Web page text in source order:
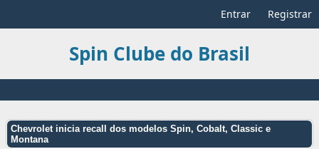
Entrar Registrar
Spin Clube do Brasil
Chevrolet inicia recall dos modelos Spin, Cobalt, Classic e
Montana